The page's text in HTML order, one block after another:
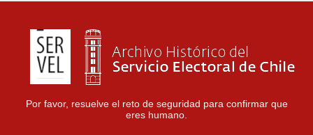
Por favor, resuelve el reto de seguridad para confirmar que
eres humano.